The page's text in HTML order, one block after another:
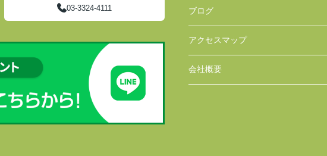
03-3324-4111 ブログ
アクセスマップ
会社概要